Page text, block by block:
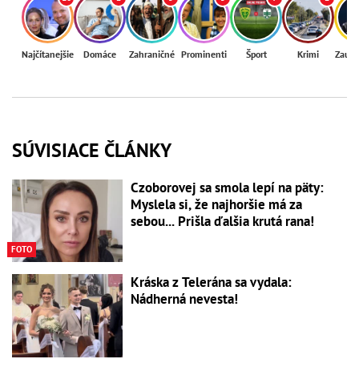
Najčítanejšie Domáce Zahraničné Prominenti Šport Krimi
SÚVISIACE ČLÁNKY
FOTO
Czoborovej sa smola lepí na päty:
Myslela si, že najhoršie má za
sebou... Prišla ďalšia krutá rana!
Kráska z Telerána sa vydala:
Nádherná nevesta!